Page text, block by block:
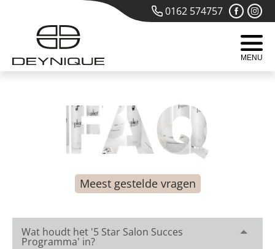
0162 574757
MENU
Meest gestelde vragen
Wat houdt het '5 Star Salon Succes
Programma' in?